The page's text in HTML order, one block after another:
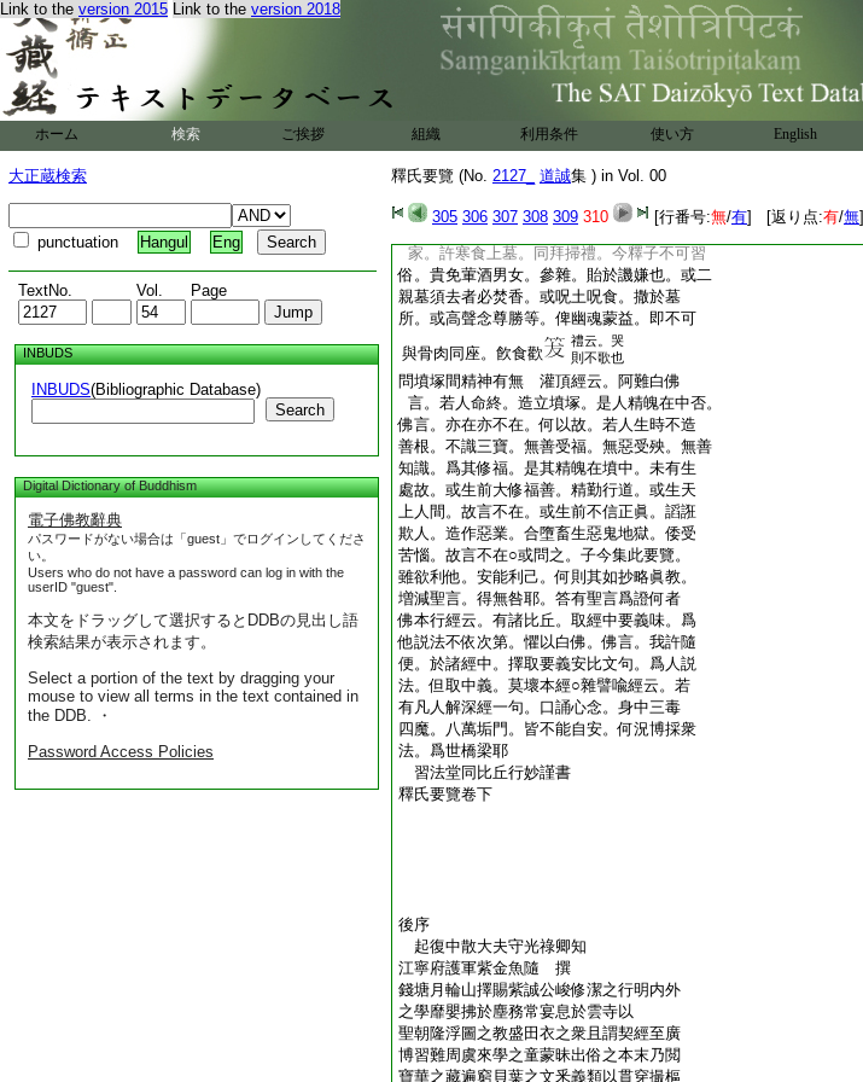
Link to the version 2015 Link to the version 2018
ホーム 検索 ご挨拶 組織 利用条件 使い方 English
大正蔵検索
punctuation Hangul Eng
TextNo. Vol. Page
INBUDS
INBUDS(Bibliographic Database)
Search
Digital Dictionary of Buddhism
電子佛教辭典
パスワードがない場合は「guest」でログインしてくださ
い。
Users who do not have a password can log in with the
userID "guest".
本文をドラッグして選択するとDDBの見出し語
検索結果が表示されます。
Select a portion of the text by dragging your
mouse to view all terms in the text contained in
the DDB. ・
Password Access Policies
釋氏要覽 (No. 2127_ 道誠集 ) in Vol. 00
305 306 307 308 309 310 [行番号:無/有] [返り点:有/無]
樂故。或云。諱日。或云。遠日
遠日。猶濫曲
禮葬事先遠日 釋
子師亡。可稱歸寂之日。蓋釋氏無忌諱故
疏子 白佛辭也。蓋疏通齋意爾。亡師雖尊。
對佛。必須名呼禮云。君前不諱。父前子名
有弟子沙彌均提來。白佛言。我和尚舍利
甲某日設現前僧齋一中。用嚴報地。或覺
路等。即不可虚詞壯飾。自掇妄罪焉
寒食上墓 杜氏云。唐開元二十年。勅仕庶
家。許寒食上墓。同拜掃禮。今釋子不可習
俗。貴免葷酒男女。參雜。貽於譏嫌也。或二
親墓須去者必焚香。或呪土呪食。撒於墓
所。或高聲念尊勝等。俾幽魂蒙益。即不可
與骨肉同座。飮食歡
禮云。哭
則不歌也
問墳塚間精神有無 灌頂經云。阿難白佛
言。若人命終。造立墳塚。是人精魄在中否。
佛言。亦在亦不在。何以故。若人生時不造
善根。不識三寶。無善受福。無惡受殃。無善
知識。爲其修福。是其精魄在墳中。未有生
處故。或生前大修福善。精勤行道。或生天
上人間。故言不在。或生前不信正眞。謟誑
欺人。造作惡業。合墮畜生惡鬼地獄。倭受
苦惱。故言不在○或問之。子今集此要覽。
雖欲利他。安能利己。何則其如抄略眞教。
増減聖言。得無咎耶。答有聖言爲證何者
佛本行經云。有諸比丘。取經中要義味。爲
他説法不依次第。懼以白佛。佛言。我許隨
便。於諸經中。擇取要義安比文句。爲人説
法。但取中義。莫壞本經○雜譬喩經云。若
有凡人解深經一句。口誦心念。身中三毒
四魔。八萬垢門。皆不能自安。何況博採衆
法。爲世橋梁耶
習法堂同比丘行妙謹書
釋氏要覽卷下
後序
起復中散大夫守光祿卿知
江寧府護軍紫金魚隨 撰
錢塘月輪山擇賜紫誠公峻修潔之行明内外
之學靡嬰拂於塵務常宴息於雲寺以
聖朝隆浮圖之教盛田衣之衆且謂契經至廣
博習難周虞來學之童蒙昧出俗之本末乃閲
寶華之藏遍窮貝葉之文釆義類以貫穿撮樞